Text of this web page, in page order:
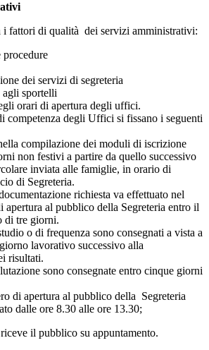
i fattori di qualità dei servizi amministrativi:
procedure
dei servizi di segreteria
agli sportelli
orari di apertura degli uffici.
competenza degli Uffici si fissano i seguenti
compilazione dei moduli di iscrizione
non festivi a partire da quello successivo
inviata alle famiglie, in orario di
di Segreteria.
richiesta va effettuato nel
apertura al pubblico della Segreteria entro il
di tre giorni.
o di frequenza sono consegnati a vista a
lavorativo successivo alla
risultati.
sono consegnate entro cinque giorni
di apertura al pubblico della Segreteria
dalle ore 8.30 alle ore 13.30;
il pubblico su appuntamento.